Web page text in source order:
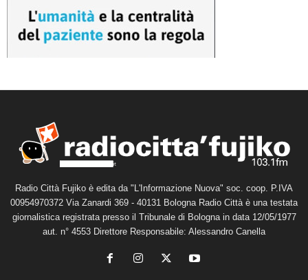
Radio Città Fujiko è edita da "L'Informazione Nuova" soc. coop. P.IVA
00954970372 Via Zanardi 369 - 40131 Bologna Radio Città è una testata
giornalistica registrata presso il Tribunale di Bologna in data 12/05/1977
aut. n° 4553 Direttore Responsabile: Alessandro Canella